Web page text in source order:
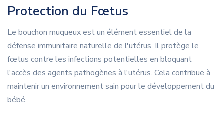
Protection du Fœtus
Le bouchon muqueux est un élément essentiel de la
défense immunitaire naturelle de l'utérus. Il protège le
fœtus contre les infections potentielles en bloquant
l'accès des agents pathogènes à l'utérus. Cela contribue à
maintenir un environnement sain pour le développement du
bébé.